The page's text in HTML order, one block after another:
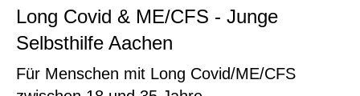
Long Covid & ME/CFS - Junge
Selbsthilfe Aachen
Für Menschen mit Long Covid/ME/CFS